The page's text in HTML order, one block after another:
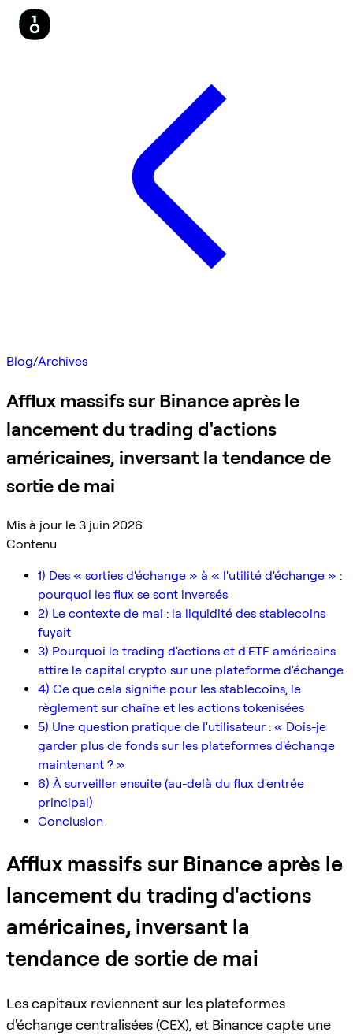
Blog/Archives
Afflux massifs sur Binance après le
lancement du trading d'actions
américaines, inversant la tendance de
sortie de mai
Mis à jour le 3 juin 2026
Contenu
1) Des « sorties d'échange » à « l'utilité d'échange » :
pourquoi les flux se sont inversés
2) Le contexte de mai : la liquidité des stablecoins
fuyait
3) Pourquoi le trading d'actions et d'ETF américains
attire le capital crypto sur une plateforme d'échange
4) Ce que cela signifie pour les stablecoins, le
règlement sur chaîne et les actions tokenisées
5) Une question pratique de l'utilisateur : « Dois-je
garder plus de fonds sur les plateformes d'échange
maintenant ? »
6) À surveiller ensuite (au-delà du flux d'entrée
principal)
Conclusion
Afflux massifs sur Binance après le
lancement du trading d'actions
américaines, inversant la
tendance de sortie de mai
Les capitaux reviennent sur les plateformes
d'échange centralisées (CEX), et Binance capte une